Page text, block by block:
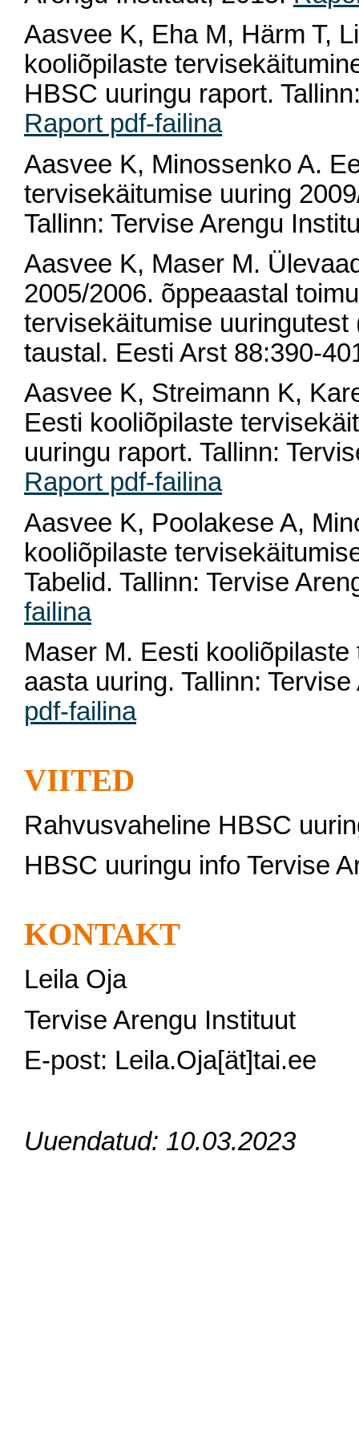
Aasvee K, Eha M, Härm T,
kooliõpilaste
HBSC uuringu raport.
Raport pdf-failina
Aasvee K, Minossenko A.
tervisekäitumise uuring
Tallinn: Tervise Arengu
Aasvee K, Maser M.
2005/2006. õppeaastal
tervisekäitumise
taustal. Eesti Arst 88:390-
Aasvee K, Streimann K,
Eesti kooliõpilaste
uuringu raport. Tallinn:
Raport pdf-failina
Aasvee K, Poolakese A,
kooliõpilaste
Tabelid. Tallinn: Tervise
failina
Maser M. Eesti
aasta uuring. Tallinn:
pdf-failina
VIITED
Rahvusvaheline HBSC
HBSC uuringu info Tervise
KONTAKT
Leila Oja
Tervise Arengu Instituut
E-post: Leila.Oja[ät]tai.ee
Uuendatud: 10.03.2023